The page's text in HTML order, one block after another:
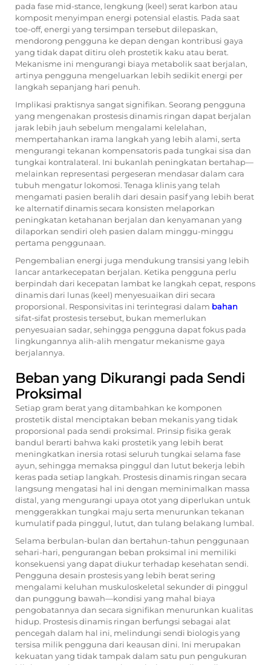
pada fase mid-stance, lengkung (keel) serat karbon atau
komposit menyimpan energi potensial elastis. Pada saat
toe-off, energi yang tersimpan tersebut dilepaskan,
mendorong pengguna ke depan dengan kontribusi gaya
yang tidak dapat ditiru oleh prostetik kaku atau berat.
Mekanisme ini mengurangi biaya metabolik saat berjalan,
artinya pengguna mengeluarkan lebih sedikit energi per
langkah sepanjang hari penuh.
Implikasi praktisnya sangat signifikan. Seorang pengguna
yang mengenakan prostesis dinamis ringan dapat berjalan
jarak lebih jauh sebelum mengalami kelelahan,
mempertahankan irama langkah yang lebih alami, serta
mengurangi tekanan kompensatoris pada tungkai sisa dan
tungkai kontralateral. Ini bukanlah peningkatan bertahap—
melainkan representasi pergeseran mendasar dalam cara
tubuh mengatur lokomosi. Tenaga klinis yang telah
mengamati pasien beralih dari desain pasif yang lebih berat
ke alternatif dinamis secara konsisten melaporkan
peningkatan ketahanan berjalan dan kenyamanan yang
dilaporkan sendiri oleh pasien dalam minggu-minggu
pertama penggunaan.
Pengembalian energi juga mendukung transisi yang lebih
lancar antarkecepatan berjalan. Ketika pengguna perlu
berpindah dari kecepatan lambat ke langkah cepat, respons
dinamis dari lunas (keel) menyesuaikan diri secara
proporsional. Responsivitas ini terintegrasi dalam bahan
sifat-sifat prostesis tersebut, bukan memerlukan
penyesuaian sadar, sehingga pengguna dapat fokus pada
lingkungannya alih-alih mengatur mekanisme gaya
berjalannya.
Beban yang Dikurangi pada Sendi
Proksimal
Setiap gram berat yang ditambahkan ke komponen
prostetik distal menciptakan beban mekanis yang tidak
proporsional pada sendi proksimal. Prinsip fisika gerak
bandul berarti bahwa kaki prostetik yang lebih berat
meningkatkan inersia rotasi seluruh tungkai selama fase
ayun, sehingga memaksa pinggul dan lutut bekerja lebih
keras pada setiap langkah. Prostesis dinamis ringan secara
langsung mengatasi hal ini dengan meminimalkan massa
distal, yang mengurangi upaya otot yang diperlukan untuk
menggerakkan tungkai maju serta menurunkan tekanan
kumulatif pada pinggul, lutut, dan tulang belakang lumbal.
Selama berbulan-bulan dan bertahun-tahun penggunaan
sehari-hari, pengurangan beban proksimal ini memiliki
konsekuensi yang dapat diukur terhadap kesehatan sendi.
Pengguna desain prostesis yang lebih berat sering
mengalami keluhan muskuloskeletal sekunder di pinggul
dan punggung bawah—kondisi yang mahal biaya
pengobatannya dan secara signifikan menurunkan kualitas
hidup. Prostesis dinamis ringan berfungsi sebagai alat
pencegah dalam hal ini, melindungi sendi biologis yang
tersisa milik pengguna dari keausan dini. Ini merupakan
kekuatan yang tidak tampak dalam satu pun pengukuran